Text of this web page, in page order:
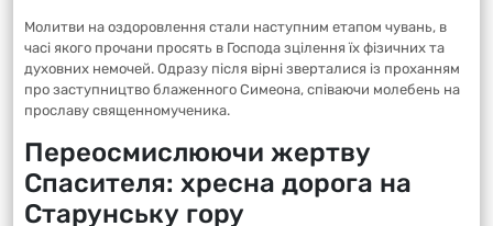
Молитви на оздоровлення стали наступним етапом чувань, в
часі якого прочани просять в Господа зцілення їх фізичних та
духовних немочей. Одразу після вірні зверталися із проханням
про заступництво блаженного Симеона, співаючи молебень на
прославу священномученика.
Переосмислюючи жертву
Спасителя: хресна дорога на
Старунську гору